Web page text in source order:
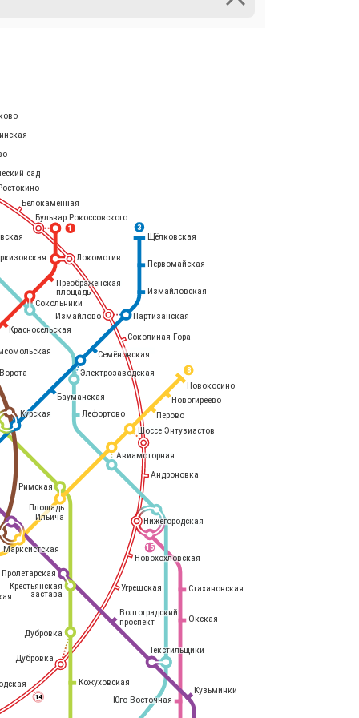
3
1
8
15
14
Локомотив
Измайлово
Соколиная Гора
Андроновка
Нижегородская
Новохохловская
Угрешская
Дубровка
сад
Белокаменная
Текстильщики
Кузьминки
Кожуховская
Щёлковская
Первомайская
Измайловская
Бульвар Рокоссовского
Красносельская
Сокольники
Партизанская
Бауманская
Перово
Новогиреево
Новокосино
Площадь
Ильича
Римская
Дубровка
Марксистская
Преображенская
площадь
Волгоградский
проспект
Юго-Восточная
Окская
Стахановская
Курская
Электрозаводская
Семёновская
Авиамоторная
Крестьянская
застава
Пролетарская
Лефортово
Шоссе Энтузиастов